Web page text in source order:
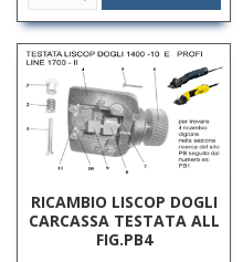
RICAMBIO LISCOP DOGLI
CARCASSA TESTATA ALL
FIG.PB4